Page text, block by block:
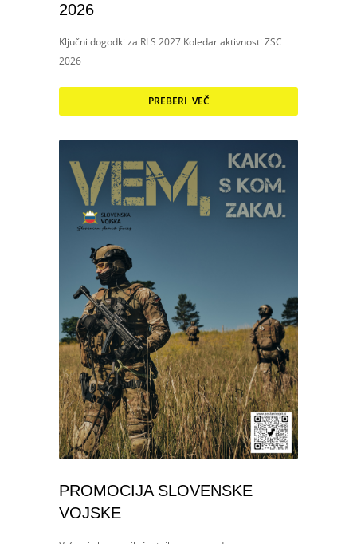
2026
Ključni dogodki za RLS 2027 Koledar aktivnosti ZSC
2026
PREBERI VEČ
PROMOCIJA SLOVENSKE
VOJSKE